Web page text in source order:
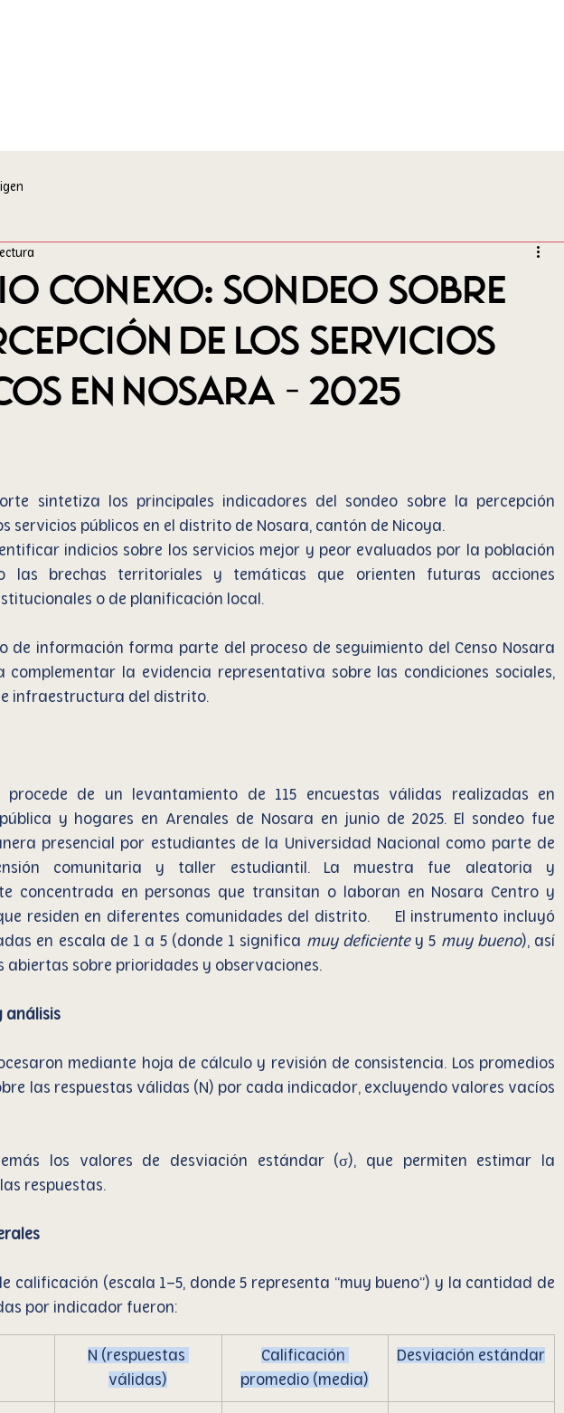
Conexo: Sondeo sobre
de los Servicios
en Nosara – 2025
sintetiza los principales indicadores del sondeo sobre la percepción
servicios públicos en el distrito de Nosara, cantón de Nicoya.
indicios sobre los servicios mejor y peor evaluados por la población
las brechas territoriales y temáticas que orienten futuras acciones
o de planificación local.
de información forma parte del proceso de seguimiento del Censo Nosara
complementar la evidencia representativa sobre las condiciones sociales,
infraestructura del distrito.
procede de un levantamiento de 115 encuestas válidas realizadas en
y hogares en Arenales de Nosara en junio de 2025. El sondeo fue
presencial por estudiantes de la Universidad Nacional como parte de
comunitaria y taller estudiantil. La muestra fue aleatoria y
concentrada en personas que transitan o laboran en Nosara Centro y
residen en diferentes comunidades del distrito.     El instrumento incluyó
en escala de 1 a 5 (donde 1 significa muy deficiente y 5 muy bueno), así
abiertas sobre prioridades y observaciones.
análisis
mediante hoja de cálculo y revisión de consistencia. Los promedios
las respuestas válidas (N) por cada indicador, excluyendo valores vacíos
los valores de desviación estándar (σ), que permiten estimar la
respuestas.
calificación (escala 1–5, donde 5 representa “muy bueno”) y la cantidad de
por indicador fueron:
N (respuestas
válidas)
Calificación
promedio (media)
Desviación estándar